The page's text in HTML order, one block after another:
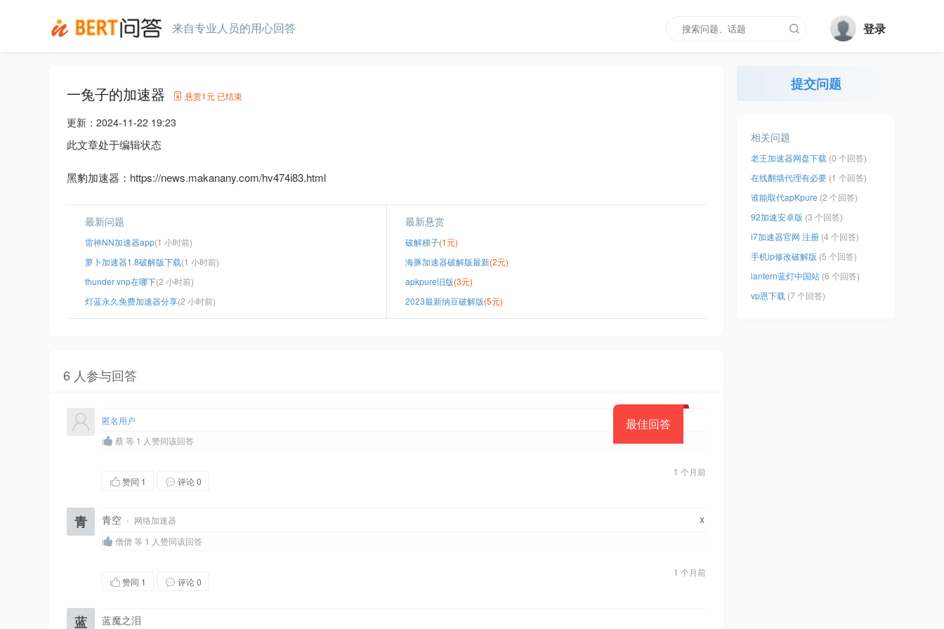
来自专业人员的用心回答 登录
一兔子的加速器 悬赏1元 已结束
更新： 2024-11-22 19:23
此文章处于编辑状态
黑豹加速器：https://news.makanany.com/hv474i83.html
最新问题
雷神NN加速器app(1 小时前)
萝卜加速器1.8破解版下载(1 小时前)
thunder vnp在哪下(2 小时前)
灯蓝永久免费加速器分享(2 小时前)
最新悬赏
破解梯子(1元)
海豚加速器破解版最新(2元)
apkpure旧版(3元)
2023最新纳豆破解版(5元)
6 人参与回答
最佳回答
匿名用户
蔡 等 1 人赞同该回答
1 个月前
赞同 1 评论 0
青 青空 · 网络加速器 x
僧僧 等 1 人赞同该回答
1 个月前
赞同 1 评论 0
蓝 蓝魔之泪
提交问题
相关问题
老王加速器网盘下载 (0 个回答)
在线翻墙代理有必要 (1 个回答)
谁能取代apKpure (2 个回答)
92加速安卓版 (3 个回答)
i7加速器官网 注册 (4 个回答)
手机ip修改破解版 (5 个回答)
lantern蓝灯中国站 (6 个回答)
vp恩下载 (7 个回答)